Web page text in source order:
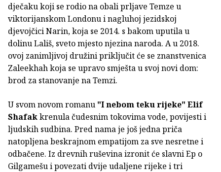
dječaku koji se rodio na obali prljave Temze u
viktorijanskom Londonu i nagluhoj jezidskoj
djevojčici Narin, koja se 2014. s bakom uputila u
dolinu Lališ, sveto mjesto njezina naroda. A u 2018.
ovoj zanimljivoj družini priključit će se znanstvenica
Zaleekhah koja se upravo smješta u svoj novi dom:
brod za stanovanje na Temzi.
U svom novom romanu "I nebom teku rijeke" Elif
Shafakkrenula čudesnim tokovima vode, povijesti i
ljudskih sudbina. Pred nama je još jedna priča
natopljena beskrajnom empatijom za sve nesretne i
odbačene. Iz drevnih ruševina izronit će slavni Ep o
Gilgamešu i povezati dvije udaljene rijeke i tri